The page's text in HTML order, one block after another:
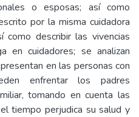
o esposas; así como
por la misma cuidadora
como describir las vivencias
en cuidadores; se analizan
en las personas con
enfrentar los padres
tomando en cuenta las
tiempo perjudica su salud y